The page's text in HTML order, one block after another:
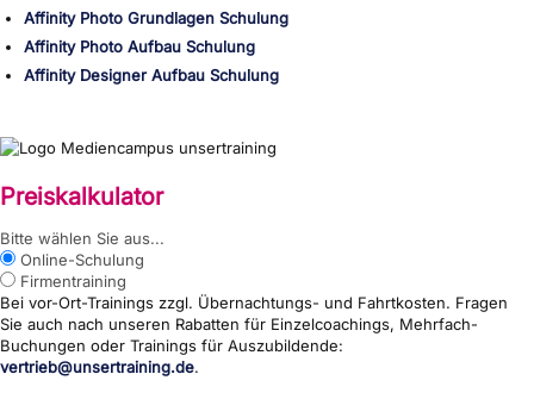
Affinity Photo Grundlagen Schulung
Affinity Photo Aufbau Schulung
Affinity Designer Aufbau Schulung
Preiskalkulator
Bitte wählen Sie aus...
Online-Schulung
Firmentraining
Bei vor-Ort-Trainings zzgl. Übernachtungs- und Fahrtkosten. Fragen
Sie auch nach unseren Rabatten für Einzelcoachings, Mehrfach-
Buchungen oder Trainings für Auszubildende:
vertrieb@unsertraining.de.